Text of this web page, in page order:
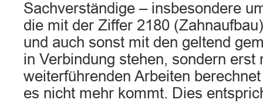
Sachverständige – insbesondere
die mit der Ziffer 2180
und auch sonst mit den geltend
in Verbindung stehen, sondern erst
weiterführenden Arbeiten
es nicht mehr kommt. Dies